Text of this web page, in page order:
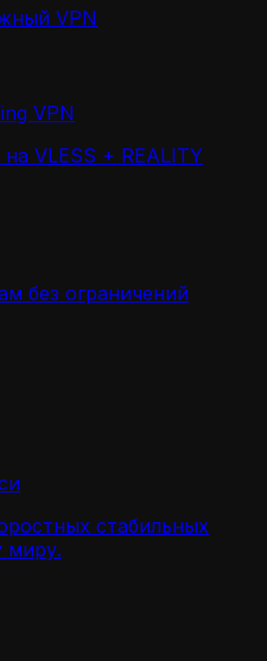
VPN
VPN
VLESS + REALITY
без ограничений
стабильных
миру.